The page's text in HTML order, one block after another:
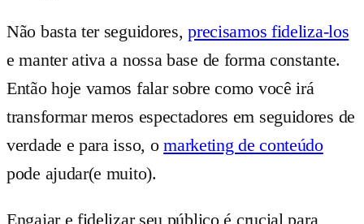
Não basta ter seguidores,precisamos fideliza-los
e manter ativa a nossa base de forma constante.
Então hoje vamos falar sobre como você irá
transformar meros espectadores em seguidores de
verdade e para isso, omarketing de conteúdo
pode ajudar(e muito).
Engajar e fidelizar seu público é crucial para